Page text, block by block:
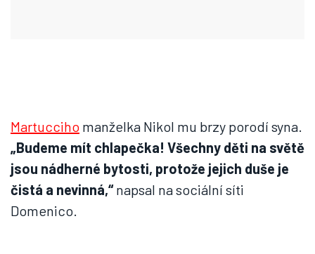
Martucciho manželka Nikol mu brzy porodí syna.
„Budeme mít chlapečka! Všechny děti na světě
jsou nádherné bytosti, protože jejich duše je
čistá a nevinná,“napsal na sociální síti
Domenico.